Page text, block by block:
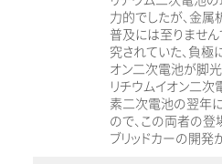
力的でしたが、金
普及には至りません
究されていた、負極
オン二次電池が脚光
リチウムイオン二
素二次電池の翌年
ので、この両者の登
ブリッドカーの開発